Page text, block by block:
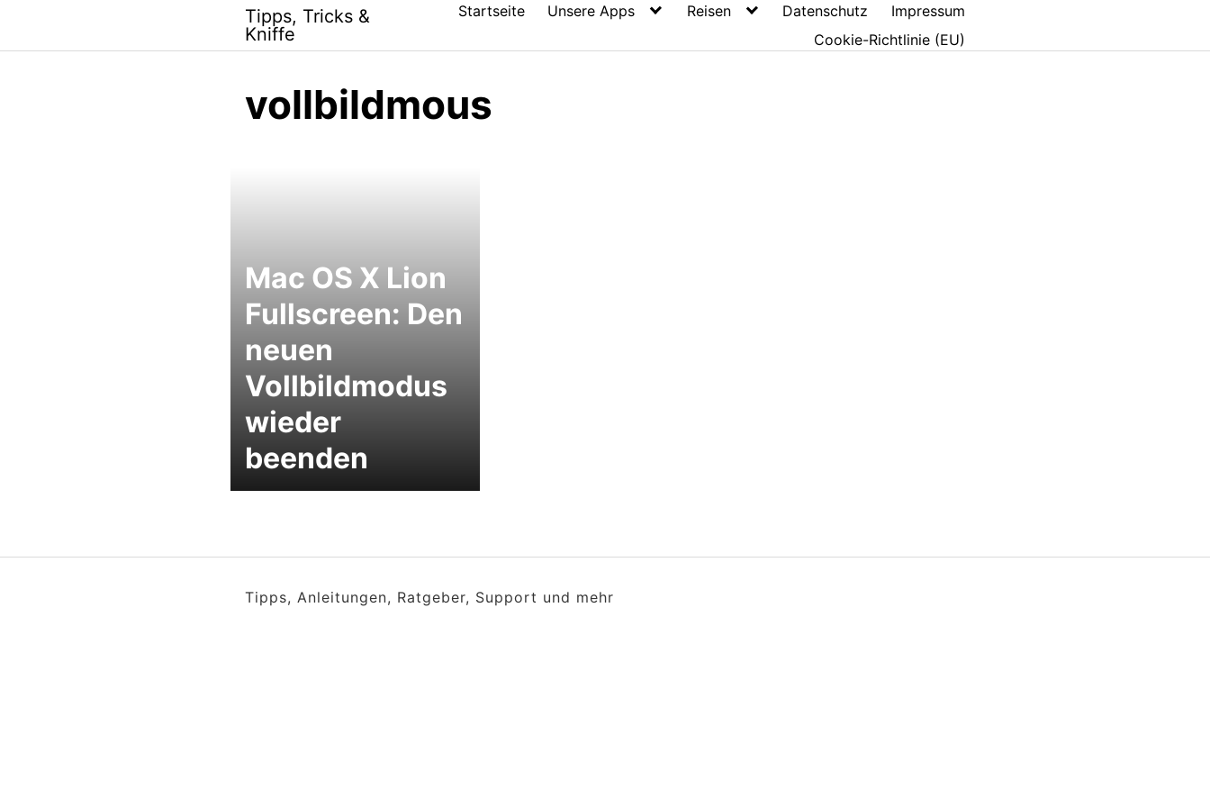
content
Tipps, Tricks &
Kniffe
Startseite Unsere Apps Reisen Datenschutz
Impressum
Cookie-Richtlinie (EU)
vollbildmous
Mac OS X Lion
Fullscreen: Den
neuen
Vollbildmodus
wieder
beenden
Tipps, Anleitungen, Ratgeber, Support und mehr